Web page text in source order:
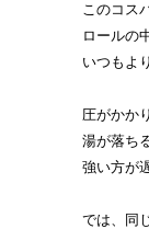
このコス
ロールの
いつもよ
圧がかか
湯が落ち
強い方が
では、同